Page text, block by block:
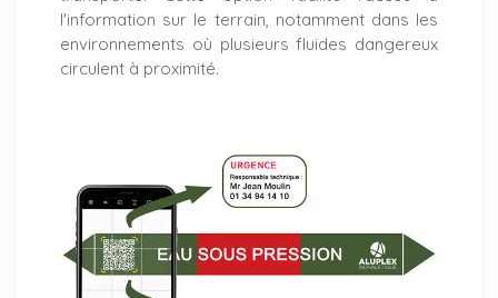
l'information sur le terrain, notamment dans les
environnements où plusieurs fluides dangereux
circulent à proximité.